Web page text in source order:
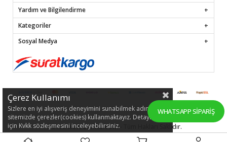
WHATSAPP SIPARIŞ
Yardım ve Bilgilendirme
Kategoriler
Sosyal Medya
© 2022hafsamina.com- Tüm Hakları Saklıdır.
Çerez Kullanımı
Sizlere en iyi alışveriş deneyimini sunabilmek adına
sitemizde çerezler(cookies) kullanmaktayız. Detaylı bilgi
için Kvkk sözleşmesini inceleyebilirsiniz.